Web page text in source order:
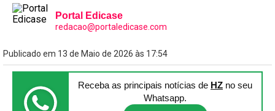
Portal Edicase
redacao@portaledicase.com
Publicado em 13 de Maio de 2026 às 17:54
Receba as principais notícias de HZ no seu
Whatsapp.